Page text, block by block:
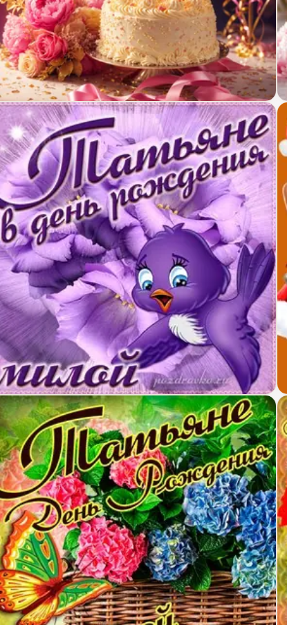
с Днем Рождения Татьяне с тортом и
милой Татьяне в День Рождения с